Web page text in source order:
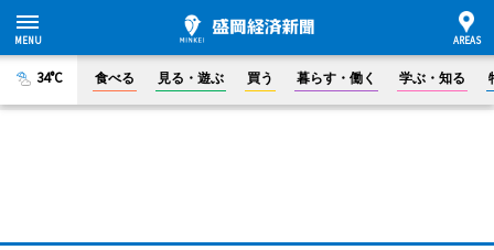
34°C 食べる 見る・遊ぶ 買う 暮らす・働く 学ぶ・知る